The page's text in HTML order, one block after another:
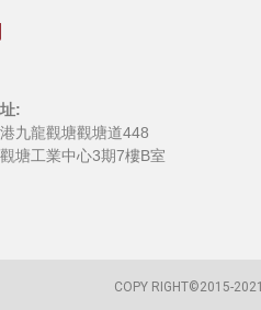
:
九龍觀塘觀塘道448
塘工業中心3期7樓B室
COPY RIGHT©2015-2021